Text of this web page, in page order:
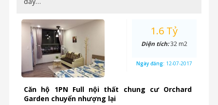
Căn hộ 1PN Full nội thất chung cư Orchard
Garden chuyển nhượng lại
1.6 Tỷ
Diện tích:32 m2
Ngày đăng: 12-07-2017